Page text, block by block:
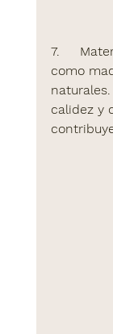
7.
como
calidez y